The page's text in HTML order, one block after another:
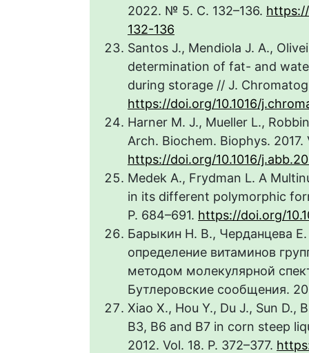
2022. № 5. С. 132–136.
132-136
Santos J., Mendiola J. A.,
determination of fat- and
during storage // J.
https://doi.org/10.1016/
Harner M. J., Mueller L.,
Arch. Biochem. Biophys. 2017.
https://doi.org/10.1016/
Medek A., Frydman L. A
in its different polymorphic
P. 684–691. https://doi.org/
Барыкин Н. В., Черданцева
определение витаминов
методом молекулярной
Бутлеровские сообщения.
Xiao X., Hou Y., Du J., Sun D.,
B3, B6 and B7 in corn steep
2012. Vol. 18. P. 372–377.